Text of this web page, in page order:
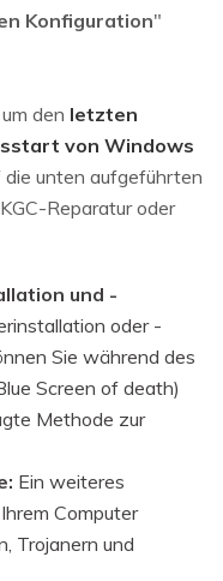
Konfiguration"
den letzten
von Windows
die unten aufgeführten
Reparatur oder
und -
oder -
Sie während des
Screen of death)
Methode zur
Ein weiteres
Computer
Trojanern und